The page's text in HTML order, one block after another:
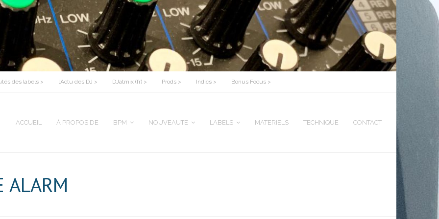
des labels > l’Actu des DJ > DJatmix (fr) > Prods > Indics > Bonus Focus >
ACCUEIL À PROPOS DE BPM NOUVEAUTE LABELS MATERIELS TECHNIQUE CONTACT
ALARM